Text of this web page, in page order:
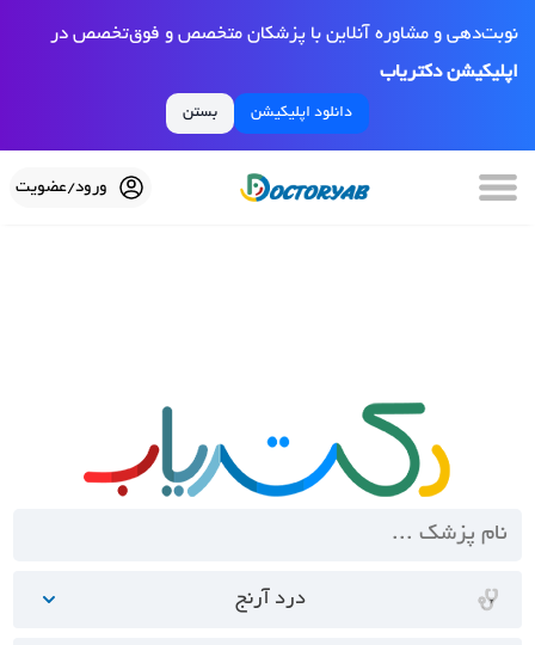
نوبت‌دهی و مشاوره آنلاین با پزشکان متخصص و فوق‌تخصص در
اپلیکیشن دکتریاب
دانلود اپلیکیشن بستن
ورود/عضویت
درد آرنج